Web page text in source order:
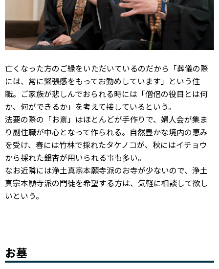
亡くなった方のご縁をいただいているのだから「葬儀の際
には、常に緊張感をもってお勤めしています」という住
職。ご家族が悲しんでおられる時には「僧侶の役目とは何
か、何ができるか」を考えて接しているという。
法要の際の「お斎」はほとんどが手作りで、婦人会が集ま
り副住職が中心となって作られる。自然豊かな境内の恵み
を受け、春には竹林で採れたタケノコが、秋にはイチョウ
から採れた銀杏が用いられる事も多い。
なお近隣には浄土真宗本願寺派のお寺が少ないので、浄土
真宗本願寺派の門徒を希望する方は、気軽に相談して欲し
いという。
お墓